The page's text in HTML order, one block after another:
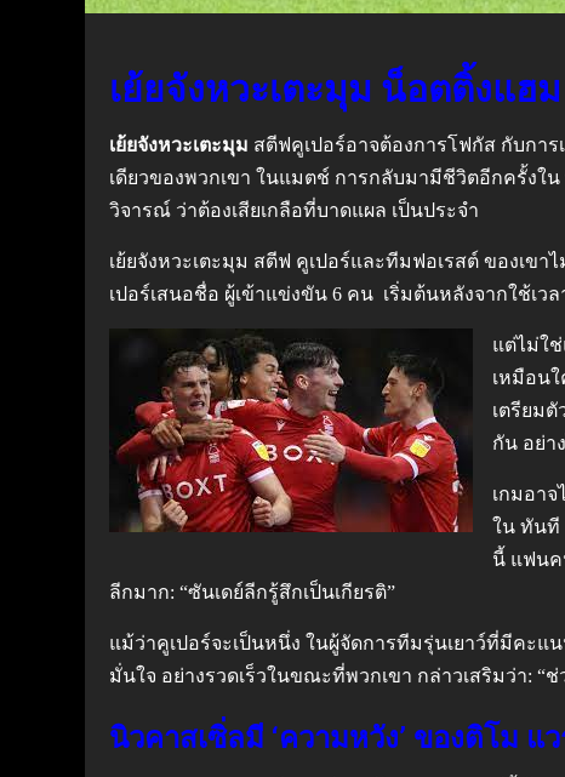
เย้ยจังหวะเตะมุม น็อตติ้งแฮ
เย้ยจังหวะเตะมุม สตีฟคูเปอร์อาจต้องการโฟกัส กับกา
เดียวของพวกเขา ในแมตช์ การกลับมามีชีวิตอีกครั้งใ
วิจารณ์ ว่าต้องเสียเกลือที่บาดแผล เป็นประจำ
เย้ยจังหวะเตะมุม สตีฟ คูเปอร์และทีมฟอเรสต์ ของเข
เปอร์เสนอชื่อ ผู้เข้าแข่งขัน 6 คน เริ่มต้นหลังจากใช้เว
แต่ไม่ใ
เหมือน
เตรียม
กัน อย่า
เกมอา
ใน ทันที
นี้ แฟนค
ลีกมาก: “ซันเดย์ลีกรู้สึกเป็นเกียรติ”
แม้ว่าคูเปอร์จะเป็นหนึ่ง ในผู้จัดการทีมรุ่นเยาว์ที่มีคะ
มั่นใจ อย่างรวดเร็วในขณะที่พวกเขา กล่าวเสริมว่า: “
นิวคาสเซิ่ลมี ‘ความหวัง’ ของติโม แ